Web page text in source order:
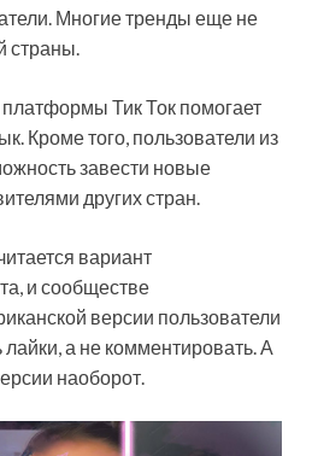
Многие тренды еще не
страны.
Тик Ток помогает
Кроме того, пользователи из
завести новые
других стран.
вариант
и сообществе
версии пользователи
а не комментировать. А
наоборот.